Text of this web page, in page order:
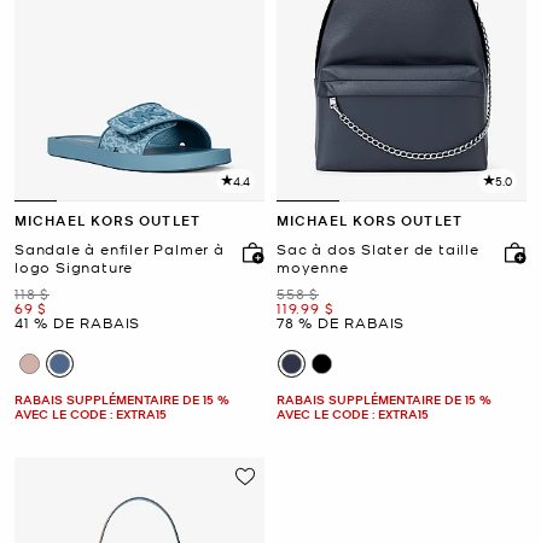
4.4
MICHAEL KORS OUTLET
Sandale à enfiler Palmer à
logo Signature
était
118 $
maintenant
69 $
41 % DE RABAIS
RABAIS SUPPLÉMENTAIRE DE 15 %
AVEC LE CODE : EXTRA15
5.0
MICHAEL KORS OUTLET
Sac à dos Slater de taille
moyenne
était
558 $
maintenant
119.99 $
78 % DE RABAIS
RABAIS SUPPLÉMENTAIRE DE 15 %
AVEC LE CODE : EXTRA15